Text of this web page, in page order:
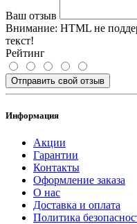
Ваш отзыв
Внимание: HTML не
текст!
Рейтинг
Отправить свой отзыв
Информация
Акции
Гарантии
Контакты
Оформление заказа
О нас
Доставка и оплата
Политика